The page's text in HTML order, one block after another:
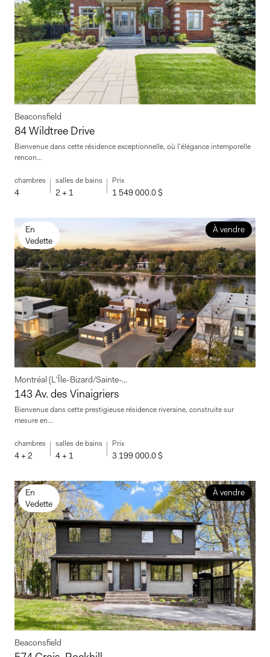
Beaconsfield
84 Wildtree Drive
Bienvenue dans cette résidence exceptionnelle, où l'élégance intemporelle
rencon...
chambres
4
salles de bains
2 + 1
Prix
1 549 000.0 $
À vendre
En
Vedette
Montréal (L'Île-Bizard/Sainte-...
143 Av. des Vinaigriers
Bienvenue dans cette prestigieuse résidence riveraine, construite sur
mesure en...
chambres
4 + 2
salles de bains
4 + 1
Prix
3 199 000.0 $
À vendre
En
Vedette
Beaconsfield